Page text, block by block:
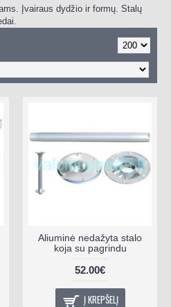
Įvairaus dydžio ir formų. Stalų
Aliuminė nedažyta stalo
koja su pagrindu
52.00€
Į KREPŠELĮ